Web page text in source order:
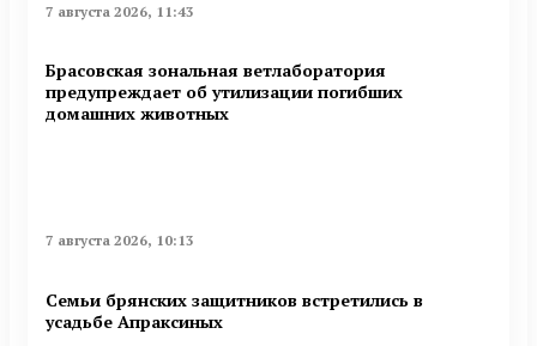
7 августа 2026, 11:43
Брасовская зональная ветлаборатория
предупреждает об утилизации погибших
домашних животных
7 августа 2026, 10:13
Семьи брянских защитников встретились в
усадьбе Апраксиных